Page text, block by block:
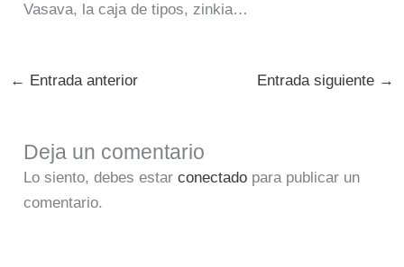
Vasava, la caja de tipos, zinkia…
← Entrada anterior Entrada siguiente →
Deja un comentario
Lo siento, debes estarconectado para publicar un
comentario.